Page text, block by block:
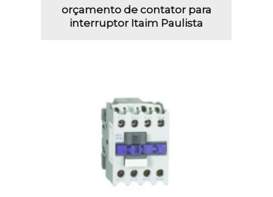
orçamento de contator para
interruptor Itaim Paulista